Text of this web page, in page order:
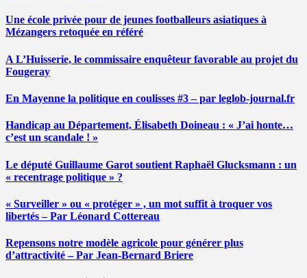
Une école privée pour de jeunes footballeurs asiatiques à
Mézangers retoquée en référé
A L’Huisserie, le commissaire enquêteur favorable au projet du
Fougeray
En Mayenne la politique en coulisses #3 – par leglob-journal.fr
Handicap au Département, Élisabeth Doineau : « J’ai honte…
c’est un scandale ! »
Le député Guillaume Garot soutient Raphaël Glucksmann : un
« recentrage politique » ?
« Surveiller » ou « protéger » , un mot suffit à troquer vos
libertés – Par Léonard Cottereau
Repensons notre modèle agricole pour générer plus
d’attractivité – Par Jean-Bernard Briere